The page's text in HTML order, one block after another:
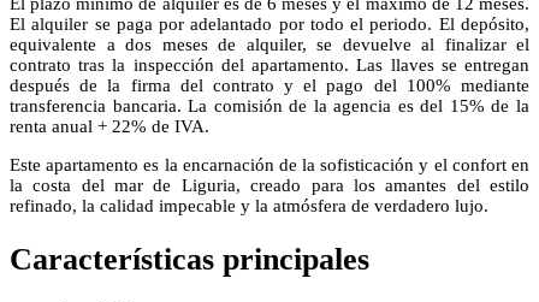
El alquiler se paga por adelantado por todo el periodo. El depósito,
equivalente a dos meses de alquiler, se devuelve al finalizar el
contrato tras la inspección del apartamento. Las llaves se entregan
después de la firma del contrato y el pago del 100% mediante
transferencia bancaria. La comisión de la agencia es del 15% de la
renta anual + 22% de IVA.
Este apartamento es la encarnación de la sofisticación y el confort en
la costa del mar de Liguria, creado para los amantes del estilo
refinado, la calidad impecable y la atmósfera de verdadero lujo.
Características principales